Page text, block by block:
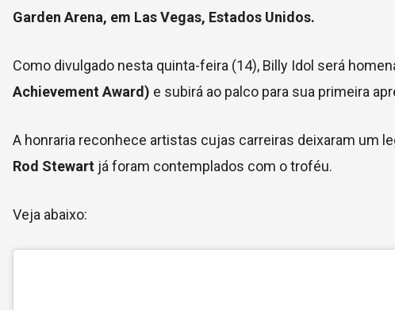
Garden Arena, em Las Vegas, Estados Unidos.
Como divulgado nesta quinta-feira (14), Billy Idol será
Achievement Award) e subirá ao palco para sua primeira
A honraria reconhece artistas cujas carreiras deixaram um
Rod Stewart já foram contemplados com o troféu.
Veja abaixo: